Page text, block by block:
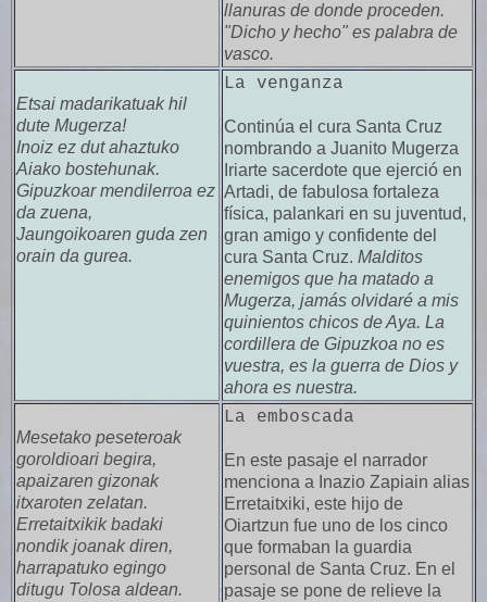
llanuras de donde proceden.
"Dicho y hecho" es palabra de
vasco.
Etsai madarikatuak hil
dute Mugerza!
Inoiz ez dut ahaztuko
Aiako bostehunak.
Gipuzkoar mendilerroa ez
da zuena,
Jaungoikoaren guda zen
orain da gurea.
La venganza
Continúa el cura Santa Cruz
nombrando a Juanito Mugerza
Iriarte sacerdote que ejerció en
Artadi, de fabulosa fortaleza
física, palankari en su juventud,
gran amigo y confidente del
cura Santa Cruz. Malditos
enemigos que ha matado a
Mugerza, jamás olvidaré a mis
quinientos chicos de Aya. La
cordillera de Gipuzkoa no es
vuestra, es la guerra de Dios y
ahora es nuestra.
Mesetako peseteroak
goroldioari begira,
apaizaren gizonak
itxaroten zelatan.
Erretaitxikik badaki
nondik joanak diren,
harrapatuko egingo
ditugu Tolosa aldean.
La emboscada
En este pasaje el narrador
menciona a Inazio Zapiain alias
Erretaitxiki, este hijo de
Oiartzun fue uno de los cinco
que formaban la guardia
personal de Santa Cruz. En el
pasaje se pone de relieve la